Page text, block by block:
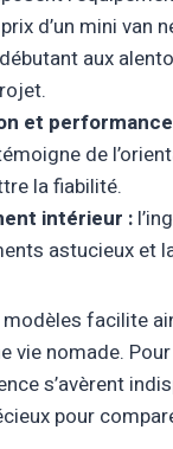
d’un mini van
aux
et
de
la fiabilité.
intérieur :
astucieux et
facilite
vie nomade.
s’avèrent
pour